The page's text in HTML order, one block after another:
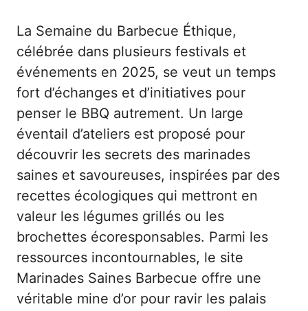
La Semaine du Barbecue Éthique,
célébrée dans plusieurs festivals et
événements en 2025, se veut un temps
fort d’échanges et d’initiatives pour
penser le BBQ autrement. Un large
éventail d’ateliers est proposé pour
découvrir les secrets des marinades
saines et savoureuses, inspirées par des
recettes écologiques qui mettront en
valeur les légumes grillés ou les
brochettes écoresponsables. Parmi les
ressources incontournables, le site
Marinades Saines Barbecue offre une
véritable mine d’or pour ravir les palais